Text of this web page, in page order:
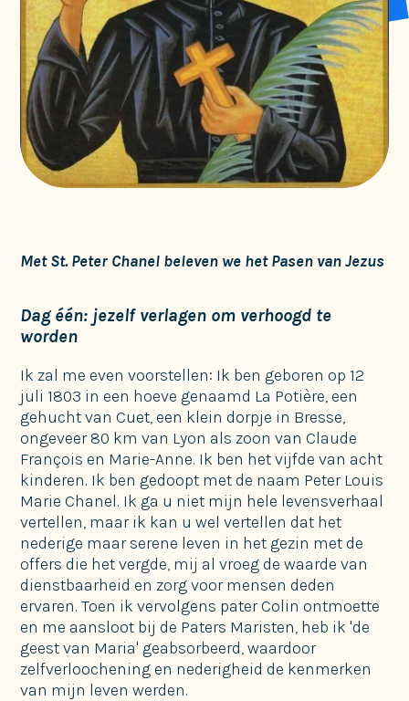
Met St. Peter Chanel beleven we het Pasen van Jezus
Dag één: jezelf verlagen om verhoogd te
worden
Ik zal me even voorstellen: Ik ben geboren op 12
juli 1803 in een hoeve genaamd La Potière, een
gehucht van Cuet, een klein dorpje in Bresse,
ongeveer 80 km van Lyon als zoon van Claude
François en Marie-Anne. Ik ben het vijfde van acht
kinderen. Ik ben gedoopt met de naam Peter Louis
Marie Chanel. Ik ga u niet mijn hele levensverhaal
vertellen, maar ik kan u wel vertellen dat het
nederige maar serene leven in het gezin met de
offers die het vergde, mij al vroeg de waarde van
dienstbaarheid en zorg voor mensen deden
ervaren. Toen ik vervolgens pater Colin ontmoette
en me aansloot bij de Paters Maristen, heb ik 'de
geest van Maria' geabsorbeerd, waardoor
zelfverloochening en nederigheid de kenmerken
van mijn leven werden.